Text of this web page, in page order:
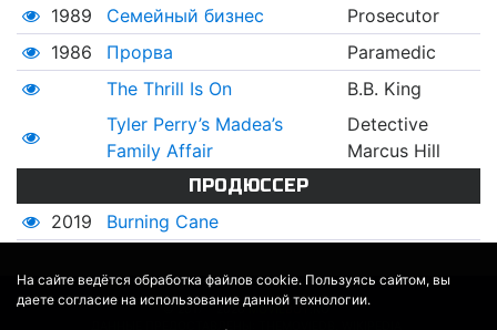
На сайте ведётся обработка файлов cookie. Пользуясь сайтом, вы
даете согласие на использование данной технологии.
1989
Семейный бизнес
Prosecutor
1986
Прорва
Paramedic
The Thrill Is On
B.B. King
Tyler Perry’s Madea’s
Family Affair
Detective
Marcus Hill
ПРОДЮССЕР
2019 Burning Cane
© 2017 - 2026 MOVIE
ДАННЫЕ ПРЕДОСТАВЛЕНЫ: